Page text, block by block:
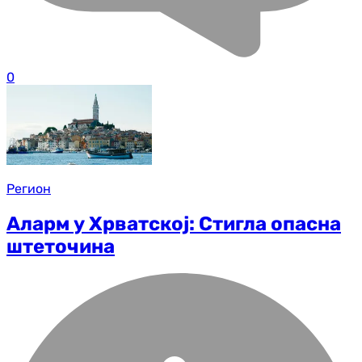
0
Регион
Аларм у Хрватској: Стигла опасна
штеточина